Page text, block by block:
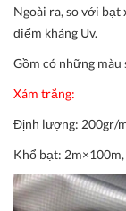
Ngoài ra, so với bạt
điểm kháng Uv.
Gồm có những
Xám trắng:
Định lượng: 200gr/
Khổ bạt: